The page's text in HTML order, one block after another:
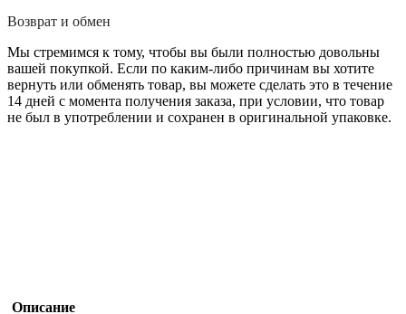
Возврат и обмен
Мы стремимся к тому, чтобы вы были полностью довольны
вашей покупкой. Если по каким-либо причинам вы хотите
вернуть или обменять товар, вы можете сделать это в течение
14 дней с момента получения заказа, при условии, что товар
не был в употреблении и сохранен в оригинальной упаковке.
Описание